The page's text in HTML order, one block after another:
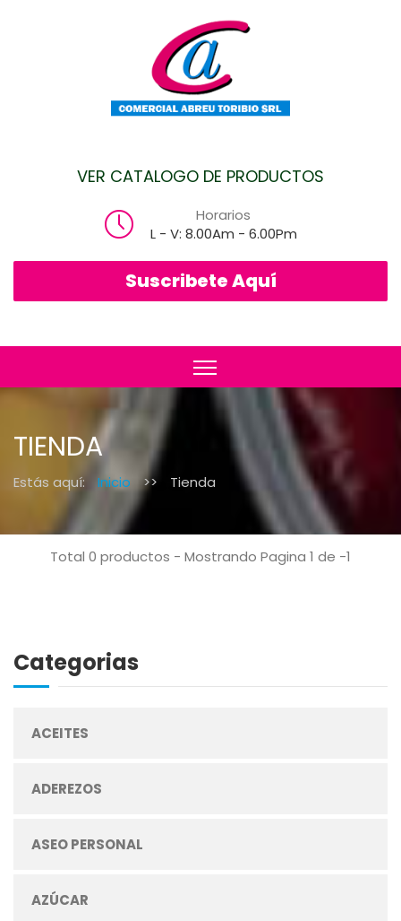
VER CATALOGO DE PRODUCTOS
Horarios
L - V: 8.00Am - 6.00Pm
Suscribete Aquí
TIENDA
Estás aquí: Inicio >> Tienda
Total 0 productos - Mostrando Pagina 1 de -1
Categorias
ACEITES
ADEREZOS
ASEO PERSONAL
AZÚCAR